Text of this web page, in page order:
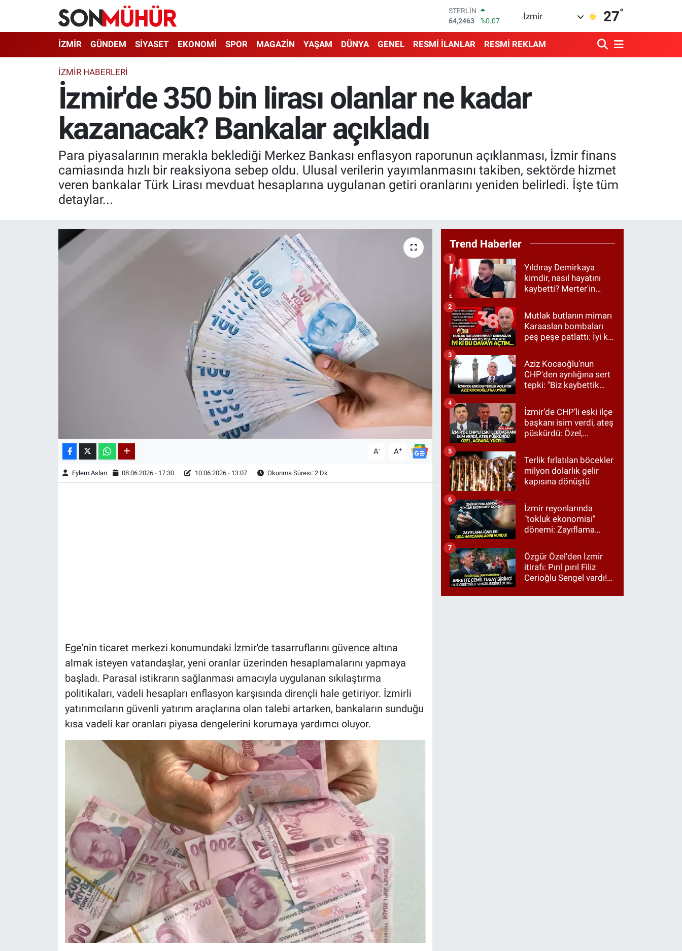
GRAM ALTIN
6574.81
%1.44
BİST100
13.799
%70
EURO
55,0317
%-0.02
İzmir 27°
İZMİR GÜNDEM SİYASET EKONOMİ SPOR MAGAZİN YAŞAM DÜNYA GENEL RESMİ İLANLAR RESMİ REKLAM
İZMIR HABERLERI
İzmir'de 350 bin lirası olanlar ne kadar
kazanacak? Bankalar açıkladı
Para piyasalarının merakla beklediği Merkez Bankası enflasyon raporunun açıklanması, İzmir finans
camiasında hızlı bir reaksiyona sebep oldu. Ulusal verilerin yayımlanmasını takiben, sektörde hizmet
veren bankalar Türk Lirası mevduat hesaplarına uygulanan getiri oranlarını yeniden belirledi. İşte tüm
detaylar...
A- A+
Eylem Aslan 08.06.2026 - 17:30 10.06.2026 - 13:07 Okunma Süresi: 2 Dk
Ege'nin ticaret merkezi konumundaki İzmir'de tasarruflarını güvence altına
almak isteyen vatandaşlar, yeni oranlar üzerinden hesaplamalarını yapmaya
başladı. Parasal istikrarın sağlanması amacıyla uygulanan sıkılaştırma
politikaları, vadeli hesapları enflasyon karşısında dirençli hale getiriyor. İzmirli
yatırımcıların güvenli yatırım araçlarına olan talebi artarken, bankaların sunduğu
kısa vadeli kar oranları piyasa dengelerini korumaya yardımcı oluyor.
Trend Haberler
Yıldıray Demirkaya
kimdir, nasıl hayatını
kaybetti? Merter'in
mesajı
1
Mutlak butlanın mimarı
Karaaslan bombaları
peş peşe patlattı: İyi ki
2
Aziz Kocaoğlu'nun
CHP'den ayrılığına sert
tepki: "Biz kaybettik
etmedik"
3
İzmir’de CHP’li eski ilçe
başkanı isim verdi, ateş
püskürdü: Özel,
4
Terlik fırlatılan böcekler
milyon dolarlık gelir
kapısına dönüştü
5
İzmir reyonlarında
"tokluk ekonomisi"
dönemi: Zayıflama
harcamalarını vurdu!
6
Özgür Özel'den İzmir
itirafı: Pırıl pırıl Filiz
Cerioğlu Sengel vardı!
Tugay birinci çıktı
7
İzmir Nöbetçi Eczaneler
İzmir Hava Durumu
İzmir Namaz Vakitleri
İzmir Trafik Yoğunluk Haritası
Süper Lig Puan Durumu ve Fikstür
Tüm Manşetler
Son Dakika Haberleri